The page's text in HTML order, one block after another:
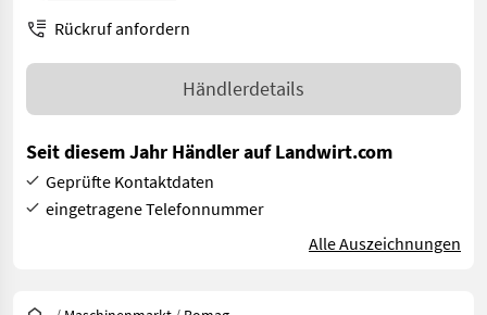
Rückruf anfordern
Händlerdetails
Seit diesem Jahr Händler auf Landwirt.com
Geprüfte Kontaktdaten
eingetragene Telefonnummer
Alle Auszeichnungen